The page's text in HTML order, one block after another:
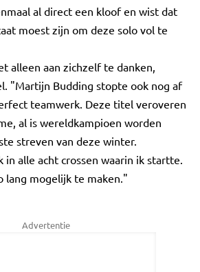
al direct een kloof en wist dat
moest zijn om deze solo vol te
alleen aan zichzelf te danken,
"Martijn Budding stopte ook nog af
teamwerk. Deze titel veroveren
al is wereldkampioen worden
streven van deze winter.
in alle acht crossen waarin ik startte.
lang mogelijk te maken."
Advertentie